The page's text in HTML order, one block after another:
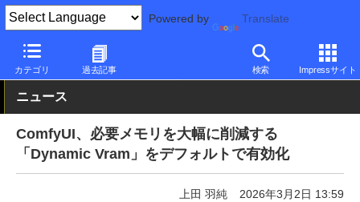
Powered by Translate
カテゴリ 過去記事 検索 Impressサイト
PC Watch 市場 AI
ニュース
ComfyUI、必要メモリを大幅に削減する
「Dynamic Vram」をデフォルトで有効化
上田 羽純 2026年3月2日 13:59